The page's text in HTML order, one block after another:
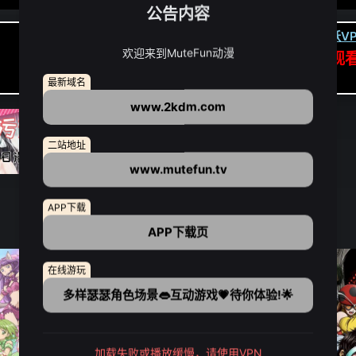
下载虎跃
APP高速专线可前往APP观
公告内容
欢迎来到MuteFun动漫
最新域名
www.2kdm.com
二站地址
www.mutefun.tv
APP下载
APP下载页
在线游玩
多样瑟瑟角色场景👄互动游戏💗待你体验!🌟
加载失败或播放缓慢，请使用VPN